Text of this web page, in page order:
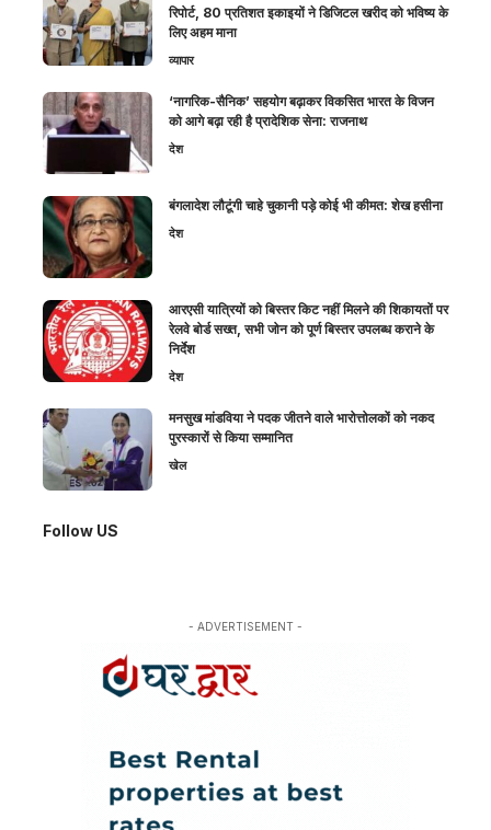
रिपोर्ट, 80 प्रतिशत इकाइयों ने डिजिटल खरीद को भविष्य के
लिए अहम माना
व्यापार
‘नागरिक-सैनिक’ सहयोग बढ़ाकर विकसित भारत के विजन
को आगे बढ़ा रही है प्रादेशिक सेना: राजनाथ
देश
बंगलादेश लौटूंगी चाहे चुकानी पड़े कोई भी कीमत: शेख हसीना
देश
आरएसी यात्रियों को बिस्तर किट नहीं मिलने की शिकायतों पर
रेलवे बोर्ड सख्त, सभी जोन को पूर्ण बिस्तर उपलब्ध कराने के
निर्देश
देश
मनसुख मांडविया ने पदक जीतने वाले भारोत्तोलकों को नकद
पुरस्कारों से किया सम्मानित
खेल
Follow US
- ADVERTISEMENT -